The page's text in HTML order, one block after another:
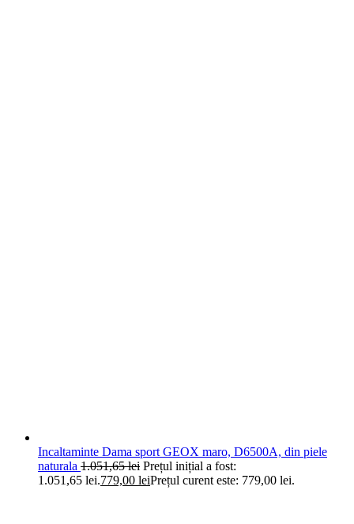
Incaltaminte Dama sport GEOX maro, D6500A, din piele
naturala 1.051,65lei Prețul inițial a fost:
1.051,65 lei.779,00 leiPrețul curent este: 779,00 lei.